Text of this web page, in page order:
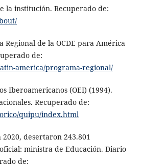
la institución. Recuperado de:
Regional de la OCDE para América
de:
america/programa-regional/
Iberoamericanos (OEI) (1994).
Recuperado de:
quipu/index.html
desertaron 243.801
ministra de Educación. Diario
de: